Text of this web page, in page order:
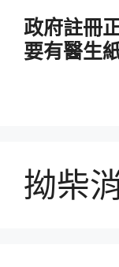
政府註冊
要有醫生
拗柴